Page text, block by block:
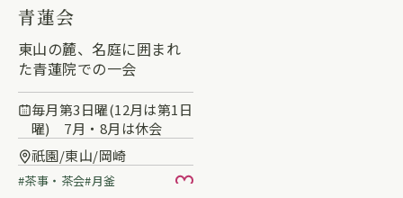
青蓮会
東山の麓、名庭に囲まれ
た青蓮院での一会
毎月第3日曜(12月は第1日
曜) 7月・8月は休会
祇園/東山/岡崎
茶事・茶会 月釜 お気に入り